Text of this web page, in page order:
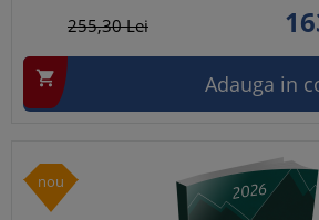
255,30Lei
 Adauga in
nou